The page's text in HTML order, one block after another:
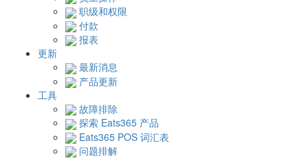
职级和权限
付款
报表
更新
最新消息
产品更新
工具
故障排除
探索 Eats365 产品
Eats365 POS 词汇表
问题排解